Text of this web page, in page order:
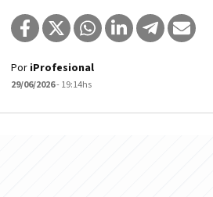
Por iProfesional
29/06/2026- 19:14hs